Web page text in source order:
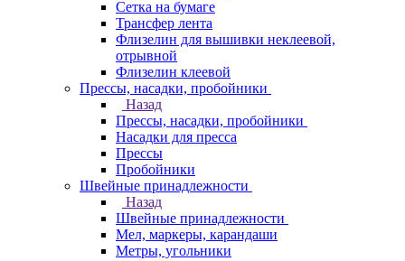
Сетка на бумаге
Трансфер лента
Флизелин для вышивки неклеевой,
отрывной
Флизелин клеевой
Прессы, насадки, пробойники
Назад
Прессы, насадки, пробойники
Насадки для пресса
Прессы
Пробойники
Швейные принадлежности
Назад
Швейные принадлежности
Мел, маркеры, карандаши
Метры, угольники